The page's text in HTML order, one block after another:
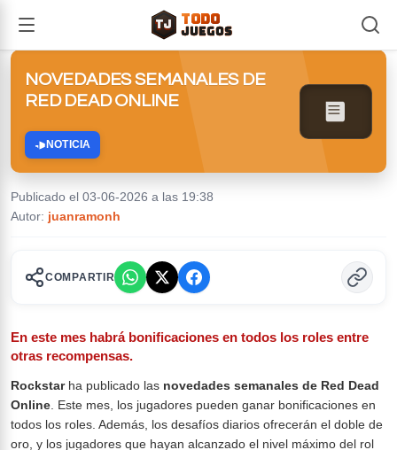
TJ
TJ TODO
JUEGOS
NOVEDADES SEMANALES DE
RED DEAD ONLINE
NOTICIA
Publicado el 03-06-2026 a las 19:38
Autor: juanramonh
COMPARTIR
En este mes habrá bonificaciones en todos los roles entre
otras recompensas.
Rockstar ha publicado las novedades semanales de Red Dead
Online . Este mes, los jugadores pueden ganar bonificaciones en
todos los roles. Además, los desafíos diarios ofrecerán el doble de
oro, y los jugadores que hayan alcanzado el nivel máximo del rol